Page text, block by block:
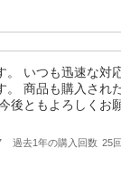
いつも迅速な対
。 商品も購入され
後ともよろしくお
過去1年の購入回数 25回